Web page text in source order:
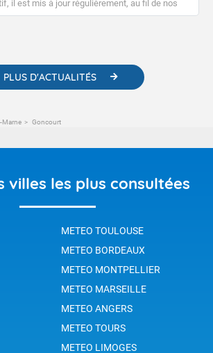
il est mis à jour régulièrement, au fil de nos
trouverez également des liens utiles vers nos
PLUS D'ACTUALITÉS
Marne Goncourt
villes les plus consultées
METEO TOULOUSE
METEO BORDEAUX
METEO MONTPELLIER
METEO MARSEILLE
METEO ANGERS
METEO TOURS
METEO LIMOGES